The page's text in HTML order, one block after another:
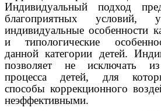
Индивидуальный подход
благоприятных условий,
индивидуальные особенности
и типологические
данной категории детей.
позволяет не исключать из
процесса детей, для
способы коррекционного
неэффективными.